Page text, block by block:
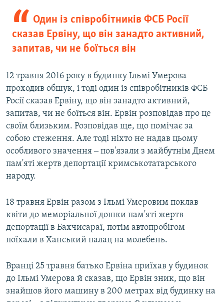
Один із співробітників ФСБ Росії
сказав Ервіну, що він занадто активний,
запитав, чи не боїться він
12 травня 2016 року в будинку Ільмі Умерова
проходив обшук, і тоді один із співробітників ФСБ
Росії сказав Ервіну, що він занадто активний,
запитав, чи не боїться він. Ервін розповідав про це
своїм близьким. Розповідав ще, що помічає за
собою стеження. Але тоді ніхто не надав цьому
особливого значення ‒ пов'язали з майбутнім Днем
пам'яті жертв депортації кримськотатарського
народу.
18 травня Ервін разом з Ільмі Умеровим поклав
квіти до меморіальної дошки пам'яті жертв
депортації в Бахчисараї, потім автопробігом
поїхали в Ханський палац на молебень.
Вранці 25 травня батько Ервіна приїхав у будинок
до Ільмі Умерова й сказав, що Ервін зник, що він
знайшов його машину в 200 метрах від будинку на